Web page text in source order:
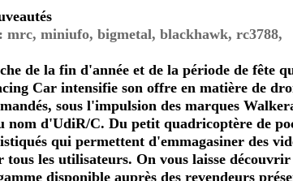
mrc, miniufo, bigmetal, blackhawk, rc3788,
de la fin d'année et de la période de fête
Car intensifie son offre en matière de
sous l'impulsion des marques
nom d'UdiR/C. Du petit quadricoptère de
qui permettent d'emmagasiner des
tous les utilisateurs. On vous laisse
disponible auprès des revendeurs